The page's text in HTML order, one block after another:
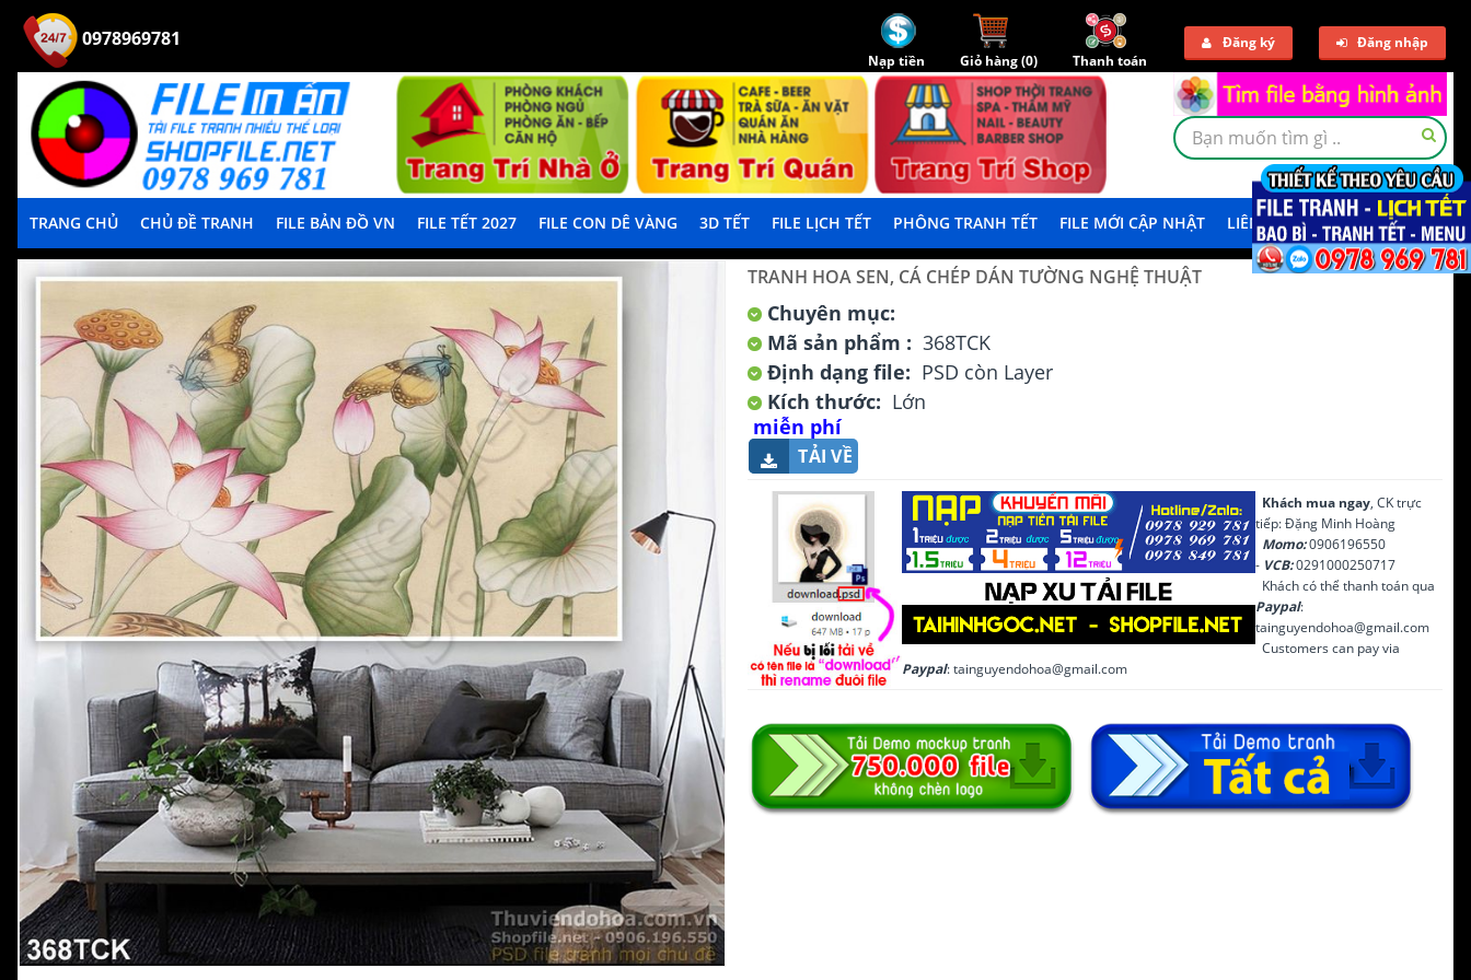
0978969781
Nạp tiền Giỏ hàng (0) Thanh toán
Đăng ký Đăng nhập
TRANG CHỦ CHỦ ĐỀ TRANH FILE BẢN ĐỒ VN FILE TẾT 2027 FILE CON DÊ VÀNG 3D TẾT FILE LỊCH TẾT PHÔNG TRANH TẾT FILE MỚI CẬP NHẬT LIÊN HỆ TẢI DEMO
TRANH HOA SEN, CÁ CHÉP DÁN TƯỜNG NGHỆ THUẬT
Chuyên mục:
Mã sản phẩm : 368TCK
Định dạng file: PSD còn Layer
Kích thước: Lớn
miễn phí
TẢI VỀ
Khách mua ngay, CK trực
tiếp: Đặng Minh Hoàng
Momo:0906196550
- VCB:0291000250717
Khách có thể thanh toán qua
Paypal:
tainguyendohoa@gmail.com
Customers can pay via
Paypal: tainguyendohoa@gmail.com